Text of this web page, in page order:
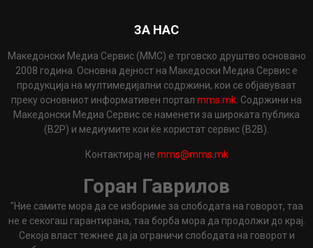
ЗА НАС
Македонски Медиа Сервис (ММС) е трговско друштво основано
2008 година. Основна дејност на Македоски Медиа Сервис е
продукција на мултимедијални содржини, кои се објавуваат
преку основниот информативен портал mms.mk . Содржини на
Македонски Медиа Сервис се наменети за широката публика
(B2P) и медиумите кои ќе користат сервис (B2B).
Контактирај не mms@mms.mk
Горан Гаврилов
"Ние самите мора да се избориме за слободата на говорот, таа
не е секогаш гарантирана, таа борба мора да продолжи до крај.
Секоја власт тежнее да ја ограничи слободата на говорот и